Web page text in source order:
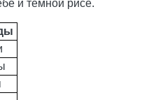
и темной рисе.